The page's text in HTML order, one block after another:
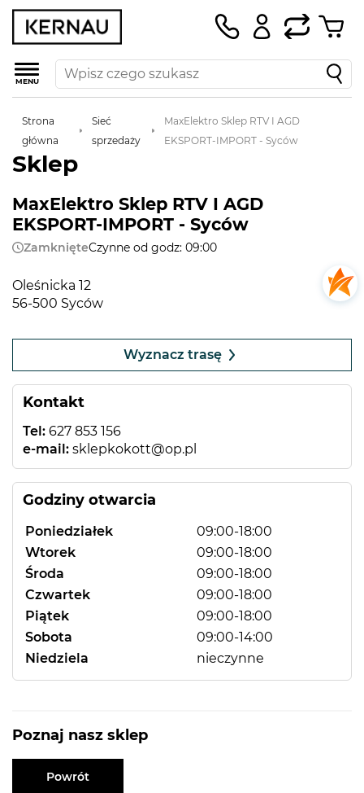
MENU
Strona
główna
Sieć
sprzedaży
MaxElektro Sklep RTV I AGD
EKSPORT-IMPORT - Syców
Sklep
MaxElektro Sklep RTV I AGD
EKSPORT-IMPORT - Syców
ZamknięteCzynne od godz: 09:00
Oleśnicka 12
56-500 Syców
Kontakt
Tel: 627 853 156
e-mail: sklepkokott@op.pl
Godziny otwarcia
Poniedziałek
09:00-18:00
Wtorek
09:00-18:00
Środa
09:00-18:00
Czwartek
09:00-18:00
Piątek
09:00-18:00
Sobota
09:00-14:00
Niedziela
nieczynne
−
Wyznacz trasę
Poznaj nasz sklep
Powrót